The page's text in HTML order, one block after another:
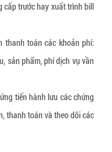
cấp trước hay xuất trình bill
thanh toán các khoản phí:
sản phẩm, phí dịch vụ vần
tiến hành lưu các chứng
thanh toán và theo dõi các